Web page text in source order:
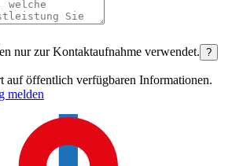
nur zur Kontaktaufnahme verwendet. ?
auf öffentlich verfügbaren Informationen.
melden